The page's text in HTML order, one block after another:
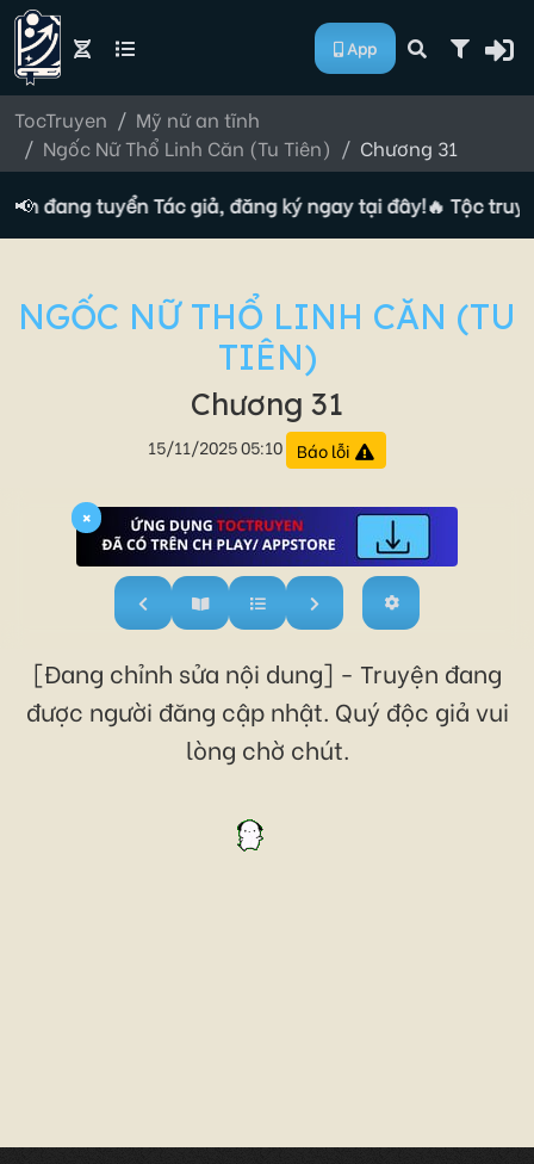
App
TocTruyen
Mỹ nữ an tĩnh
Ngốc Nữ Thổ Linh Căn (Tu Tiên)
Chương 31
📢đang tuyển Tác giả, đăng ký ngay tại đây!🔥 Tộc
NGỐC NỮ THỔ LINH CĂN (TU
TIÊN)
Chương 31
15/11/2025 05:10 Báo lỗi
×
[Đang chỉnh sửa nội dung] - Truyện đang
được người đăng cập nhật. Quý độc giả vui
lòng chờ chút.